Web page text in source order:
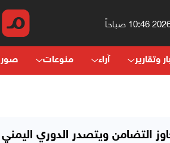
وتقارير آراء منوعات صور
التضامن ويتصدر الدوري اليمني